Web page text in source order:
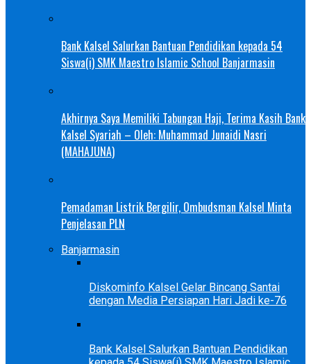
Bank Kalsel Salurkan Bantuan Pendidikan kepada 54
Siswa(i) SMK Maestro Islamic School Banjarmasin
Akhirnya Saya Memiliki Tabungan Haji, Terima Kasih Bank
Kalsel Syariah – Oleh: Muhammad Junaidi Nasri
(MAHAJUNA)
Pemadaman Listrik Bergilir, Ombudsman Kalsel Minta
Penjelasan PLN
Banjarmasin
Diskominfo Kalsel Gelar Bincang Santai
dengan Media Persiapan Hari Jadi ke-76
Bank Kalsel Salurkan Bantuan Pendidikan